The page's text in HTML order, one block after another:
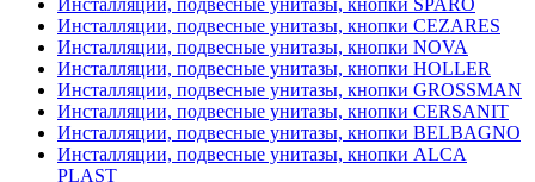
Инсталляции, подвесные унитазы, кнопки SPARO
Инсталляции, подвесные унитазы, кнопки CEZARES
Инсталляции, подвесные унитазы, кнопки NOVA
Инсталляции, подвесные унитазы, кнопки HOLLER
Инсталляции, подвесные унитазы, кнопки GROSSMAN
Инсталляции, подвесные унитазы, кнопки CERSANIT
Инсталляции, подвесные унитазы, кнопки BELBAGNO
Инсталляции, подвесные унитазы, кнопки ALCA
PLAST